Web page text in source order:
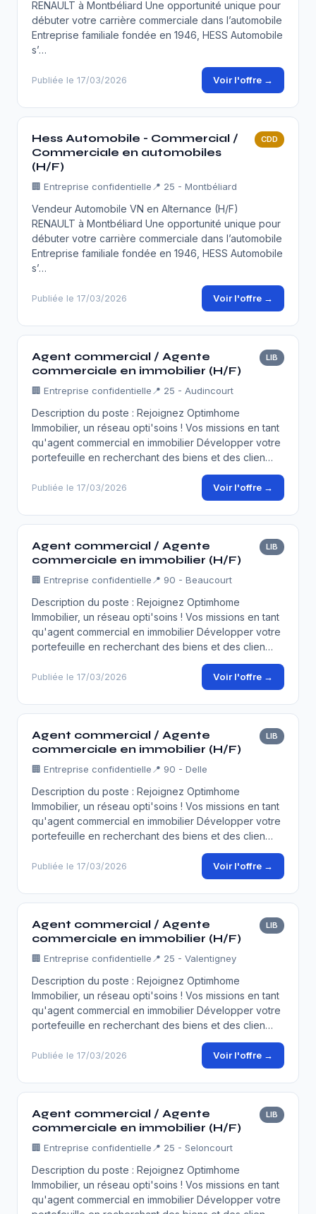
RENAULT à Montbéliard Une opportunité unique pour
débuter votre carrière commerciale dans l’automobile
Entreprise familiale fondée en 1946, HESS Automobile
s’…
Publiée le 17/03/2026 Voir l'offre →
Hess Automobile - Commercial /
Commerciale en automobiles
(H/F)
CDD
🏢 Entreprise confidentielle 📍 25 - Montbéliard
Vendeur Automobile VN en Alternance (H/F)
RENAULT à Montbéliard Une opportunité unique pour
débuter votre carrière commerciale dans l’automobile
Entreprise familiale fondée en 1946, HESS Automobile
s’…
Publiée le 17/03/2026 Voir l'offre →
Agent commercial / Agente
commerciale en immobilier (H/F)
LIB
🏢 Entreprise confidentielle 📍 25 - Audincourt
Description du poste : Rejoignez Optimhome
Immobilier, un réseau opti'soins ! Vos missions en tant
qu'agent commercial en immobilier Développer votre
portefeuille en recherchant des biens et des clien…
Publiée le 17/03/2026 Voir l'offre →
Agent commercial / Agente
commerciale en immobilier (H/F)
LIB
🏢 Entreprise confidentielle 📍 90 - Beaucourt
Description du poste : Rejoignez Optimhome
Immobilier, un réseau opti'soins ! Vos missions en tant
qu'agent commercial en immobilier Développer votre
portefeuille en recherchant des biens et des clien…
Publiée le 17/03/2026 Voir l'offre →
Agent commercial / Agente
commerciale en immobilier (H/F)
LIB
🏢 Entreprise confidentielle 📍 90 - Delle
Description du poste : Rejoignez Optimhome
Immobilier, un réseau opti'soins ! Vos missions en tant
qu'agent commercial en immobilier Développer votre
portefeuille en recherchant des biens et des clien…
Publiée le 17/03/2026 Voir l'offre →
Agent commercial / Agente
commerciale en immobilier (H/F)
LIB
🏢 Entreprise confidentielle 📍 25 - Valentigney
Description du poste : Rejoignez Optimhome
Immobilier, un réseau opti'soins ! Vos missions en tant
qu'agent commercial en immobilier Développer votre
portefeuille en recherchant des biens et des clien…
Publiée le 17/03/2026 Voir l'offre →
Agent commercial / Agente
commerciale en immobilier (H/F)
LIB
🏢 Entreprise confidentielle 📍 25 - Seloncourt
Description du poste : Rejoignez Optimhome
Immobilier, un réseau opti'soins ! Vos missions en tant
qu'agent commercial en immobilier Développer votre